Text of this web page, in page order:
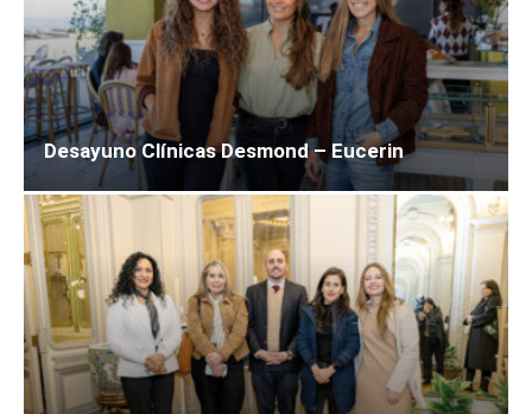
Desayuno Clínicas Desmond – Eucerin